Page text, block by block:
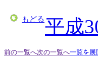
もどる平成
前の一覧へ次の一覧へ一覧を展